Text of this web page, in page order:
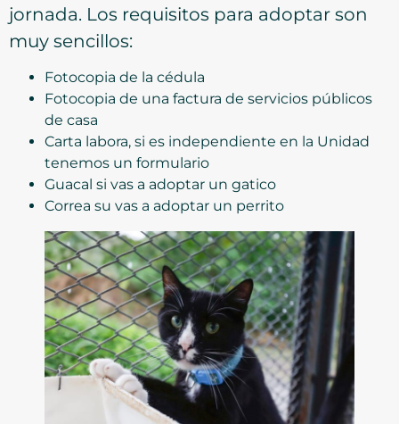
jornada. Los requisitos para adoptar son
muy sencillos:
Fotocopia de la cédula
Fotocopia de una factura de servicios públicos
de casa
Carta labora, si es independiente en la Unidad
tenemos un formulario
Guacal si vas a adoptar un gatico
Correa su vas a adoptar un perrito